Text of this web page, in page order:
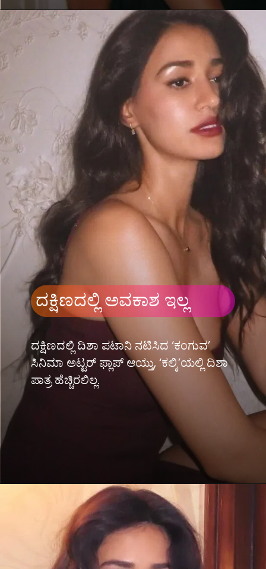
ದಕ್ಷಿಣದಲ್ಲಿ ದಿಶಾ ಪಟಾನಿ ನಟಿಸಿದ ‘ಕಂಗುವ’
ಸಿನಿಮಾ ಅಟ್ಟರ್ ಫ್ಲಾಪ್ ಆಯ್ತು, ‘ಕಲ್ಕಿ’ಯಲ್ಲಿ ದಿಶಾ
ಪಾತ್ರ ಹೆಚ್ಚಿರಲಿಲ್ಲ.
ದಕ್ಷಿಣದಲ್ಲಿ ಅವಕಾಶ ಇಲ್ಲ